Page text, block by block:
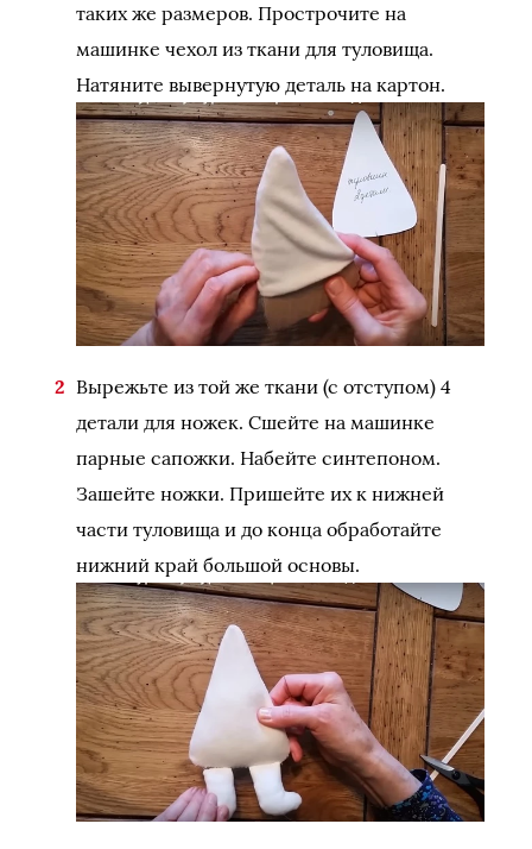
таких же размеров. Прострочите на
машинке чехол из ткани для туловища.
Натяните вывернутую деталь на картон.
Вырежьте из той же ткани (с отступом) 4
детали для ножек. Сшейте на машинке
парные сапожки. Набейте синтепоном.
Зашейте ножки. Пришейте их к нижней
части туловища и до конца обработайте
нижний край большой основы.